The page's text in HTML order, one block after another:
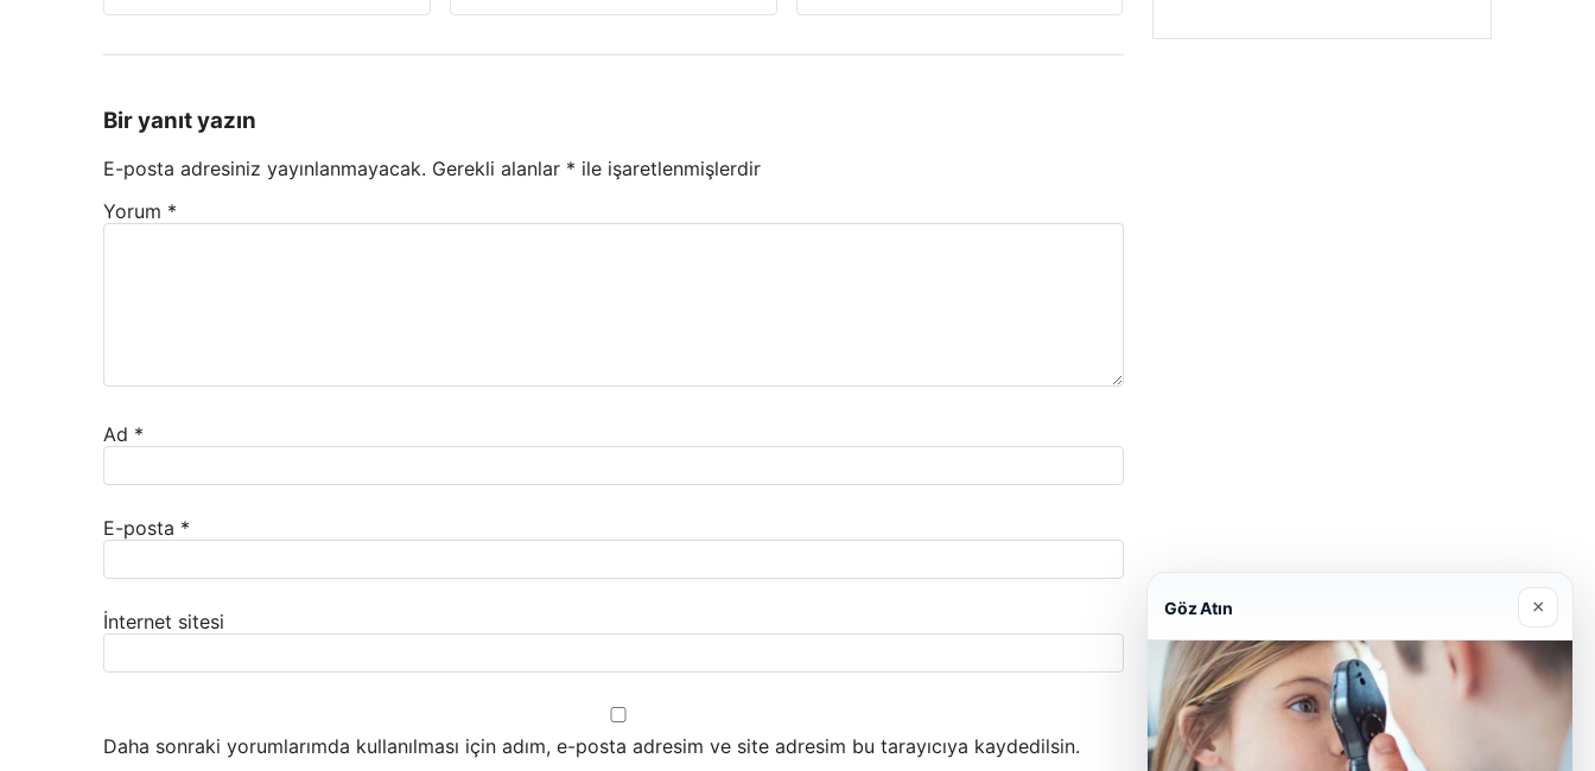
Bir yanıt yazın
E-posta adresiniz yayınlanmayacak. Gerekli alanlar * ile işaretlenmişlerdir
Yorum *
Ad *
E-posta *
İnternet sitesi
Daha sonraki yorumlarımda kullanılması için adım, e-posta adresim ve site adresim bu tarayıcıya kaydedilsin.
Göz Atın ×